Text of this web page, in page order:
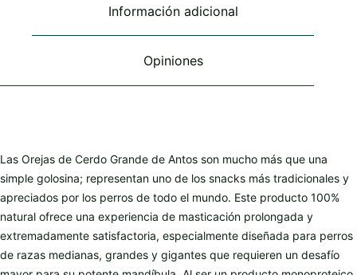
página
la
página
producto
página
Información adicional
Opiniones
Las Orejas de Cerdo Grande de Antos son mucho más que una
simple golosina; representan uno de los snacks más tradicionales y
apreciados por los perros de todo el mundo. Este producto 100%
natural ofrece una experiencia de masticación prolongada y
extremadamente satisfactoria, especialmente diseñada para perros
de razas medianas, grandes y gigantes que requieren un desafío